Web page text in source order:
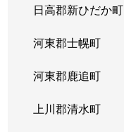
日高郡新ひだか町
河東郡士幌町
河東郡鹿追町
上川郡清水町